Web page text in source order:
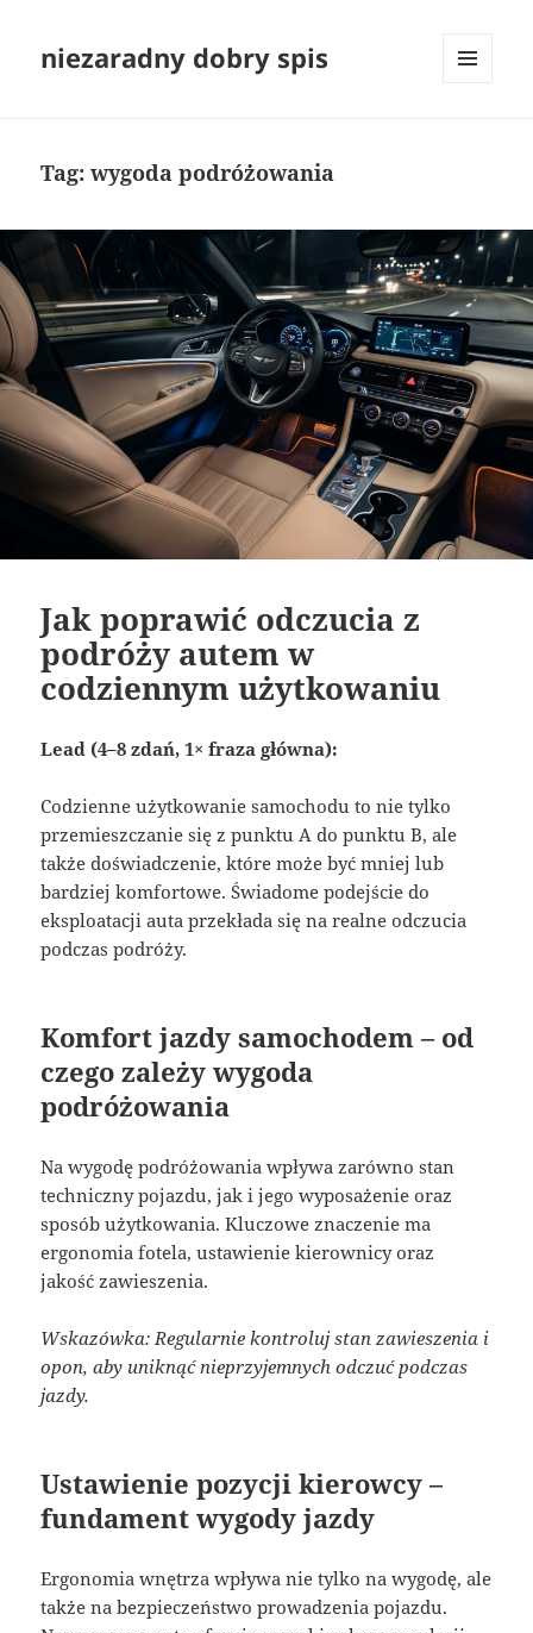
niezaradny dobry spis
Tag:wygoda podróżowania
Jak poprawić odczucia z
podróży autem w
codziennym użytkowaniu
Lead (4–8 zdań, 1× fraza główna):
Codzienne użytkowanie samochodu to nie tylko
przemieszczanie się z punktu A do punktu B, ale
także doświadczenie, które może być mniej lub
bardziej komfortowe. Świadome podejście do
eksploatacji auta przekłada się na realne odczucia
podczas podróży.
Komfort jazdy samochodem – od
czego zależy wygoda
podróżowania
Na wygodę podróżowania wpływa zarówno stan
techniczny pojazdu, jak i jego wyposażenie oraz
sposób użytkowania. Kluczowe znaczenie ma
ergonomia fotela, ustawienie kierownicy oraz
jakość zawieszenia.
Wskazówka: Regularnie kontroluj stan zawieszenia i
opon, aby uniknąć nieprzyjemnych odczuć podczas
jazdy.
Ustawienie pozycji kierowcy –
fundament wygody jazdy
Ergonomia wnętrza wpływa nie tylko na wygodę, ale
także na bezpieczeństwo prowadzenia pojazdu.